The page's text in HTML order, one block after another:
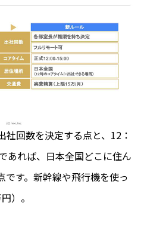
回数を決定する点と、12：
あれば、日本全国どこに住ん
です。新幹線や飛行機を使っ
）。